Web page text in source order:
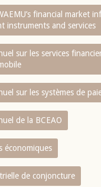
financial market
instruments and services
sur les services
sur les systèmes de
de la BCEAO
économiques
de conjoncture